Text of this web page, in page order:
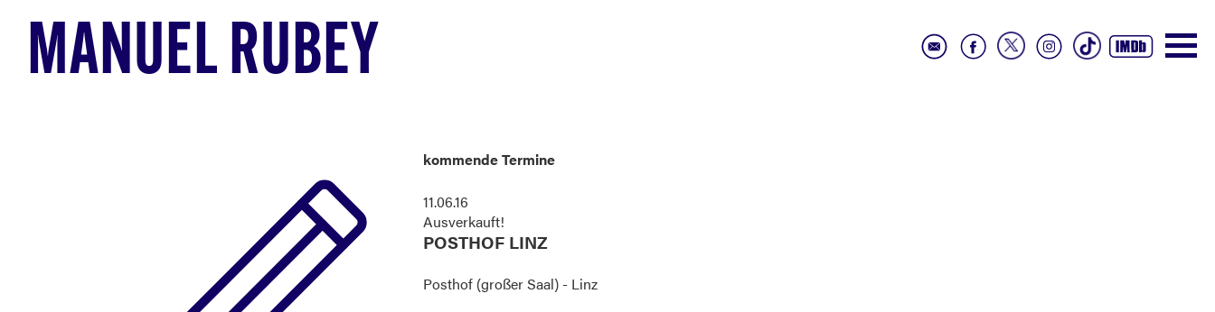
MANUEL RUBEY
kommende Termine
11.06.16
Ausverkauft!
POSTHOF LINZ
Posthof (großer Saal) - Linz